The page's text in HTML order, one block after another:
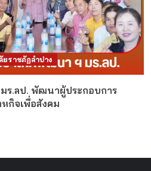
ราชภัฏลำปาง
มร.ลป. พัฒนาผู้ประกอบการ
กิจเพื่อสังคม